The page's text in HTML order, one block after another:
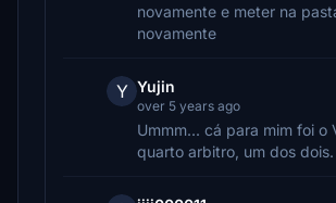
novamente e meter na
novamente
Y Yujin
over 5 years ago
Ummm... cá para mim foi o
quarto arbitro, um dos dois.